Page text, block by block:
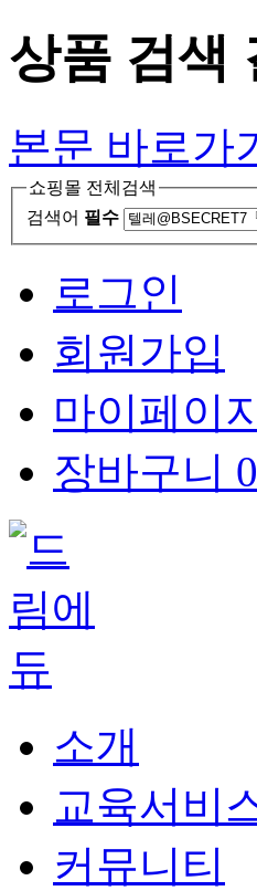
상품 검색
본문 바로가
쇼핑몰 전체검색
검색어 필수
로그인
회원가입
마이페이
장바구니 0
소개
교육서비
커뮤니티